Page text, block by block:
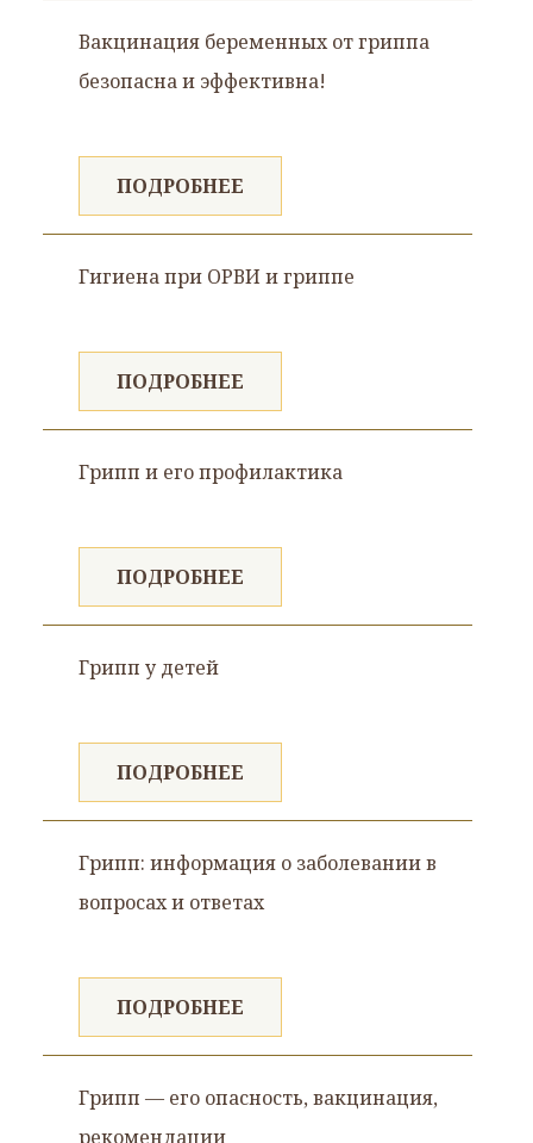
Вакцинация беременных от гриппа
безопасна и эффективна!
ПОДРОБНЕЕ
Гигиена при ОРВИ и гриппе
ПОДРОБНЕЕ
Грипп и его профилактика
ПОДРОБНЕЕ
Грипп у детей
ПОДРОБНЕЕ
Грипп: информация о заболевании в
вопросах и ответах
ПОДРОБНЕЕ
Грипп — его опасность, вакцинация,
рекомендации